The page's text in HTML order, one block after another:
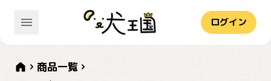
ログイン
商品一覧